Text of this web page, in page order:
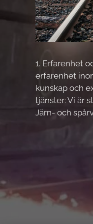
1. Erfarenhet
erfarenhet
kunskap och
tjänster: Vi är
Järn- och